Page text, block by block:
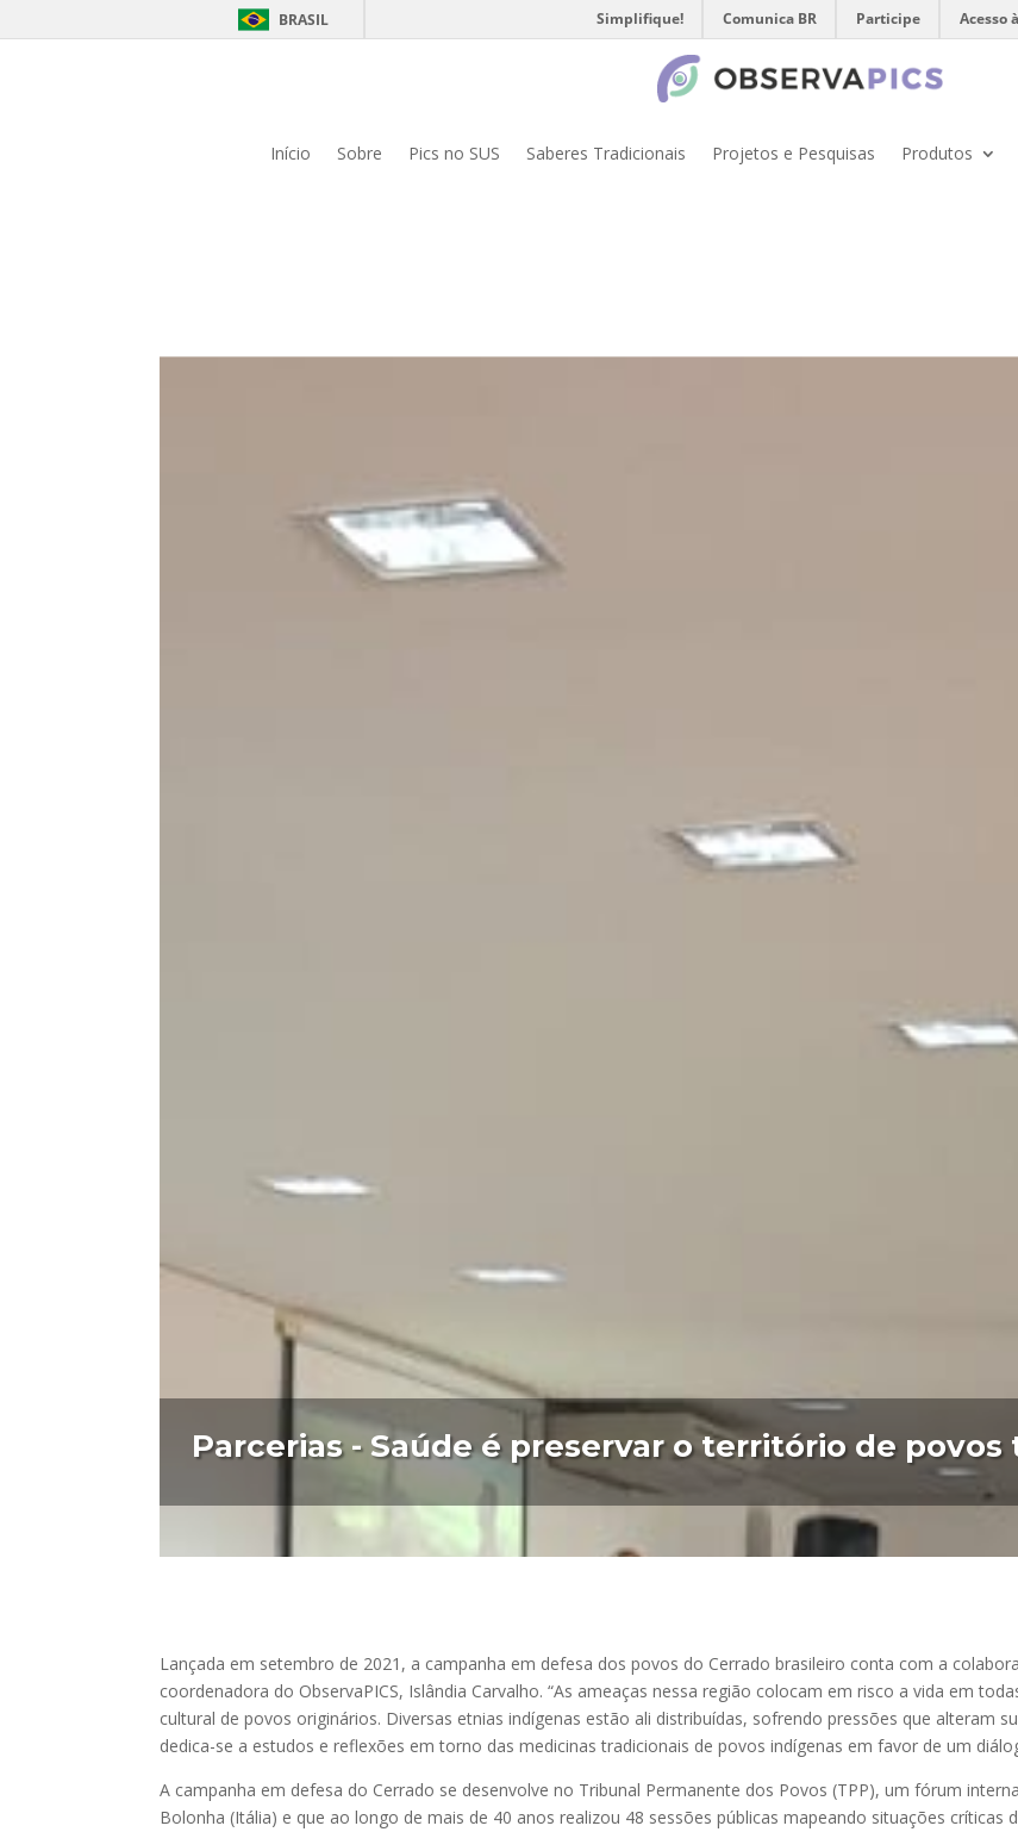
BRASIL Simplifique! Comunica BR Participe Acesso
Início Sobre Pics no SUS Saberes Tradicionais Projetos e Pesquisas Produtos
Parcerias - Saúde é preservar o território de povos
Lançada em setembro de 2021, a campanha em defesa dos povos do Cerrado brasileiro conta com a
coordenadora do ObservaPICS, Islândia Carvalho. “As ameaças nessa região colocam em risco a vida em
cultural de povos originários. Diversas etnias indígenas estão ali distribuídas, sofrendo pressões que alteram
dedica-se a estudos e reflexões em torno das medicinas tradicionais de povos indígenas em favor de um
A campanha em defesa do Cerrado se desenvolve no Tribunal Permanente dos Povos (TPP), um fórum
Bolonha (Itália) e que ao longo de mais de 40 anos realizou 48 sessões públicas mapeando situações críticas